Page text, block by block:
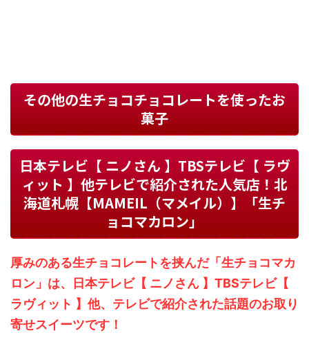
その他の生チョコチョコレートを使ったお
菓子
日本テレビ【 ニノさん 】TBSテレビ【 ラヴ
ィット 】他テレビで紹介された人気店！北
海道札幌【MAMEIL（マメイル）】「生チ
ョコマカロン」
厚みのある生チョコレートを挟んだ「生チョコマカ
ロン」は、日本テレビ【 ニノさん 】TBSテレビ【
ラヴィット 】他、テレビで紹介された話題のお取り
寄せスイーツです！